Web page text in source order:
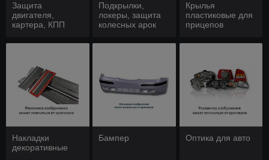
Защита
двигателя,
картера, КПП
Подкрылки,
локеры, защита
колесных арок
Крылья
пластиковые для
прицепов
Накладки
декоративные
Бампер Оптика для авто